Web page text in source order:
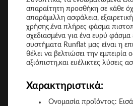
απαραίτητη προσθήκη σε κάθε
απαράμιλλη ασφάλεια,
χρήσης.ένα πλήρες φάσμα
σχεδιασμένα για ένα ευρύ
συστήματα Runflat μας είναι η
θέλει να βελτιώσει την εμπειρία
αξιόπιστη,και ευέλικτες λύσεις
Χαρακτηριστικά:
Ονομασία προϊόντος: